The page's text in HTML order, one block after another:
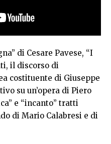
di Cesare Pavese, “I
il discorso di
costituente di Giuseppe
su un’opera di Piero
e “incanto” tratti
di Mario Calabresi e di